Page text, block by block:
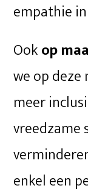
empathie
Ookop
we op
meer
vreedzame
enkel een